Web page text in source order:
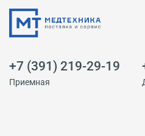
+7 (391) 219-29-19
Приемная